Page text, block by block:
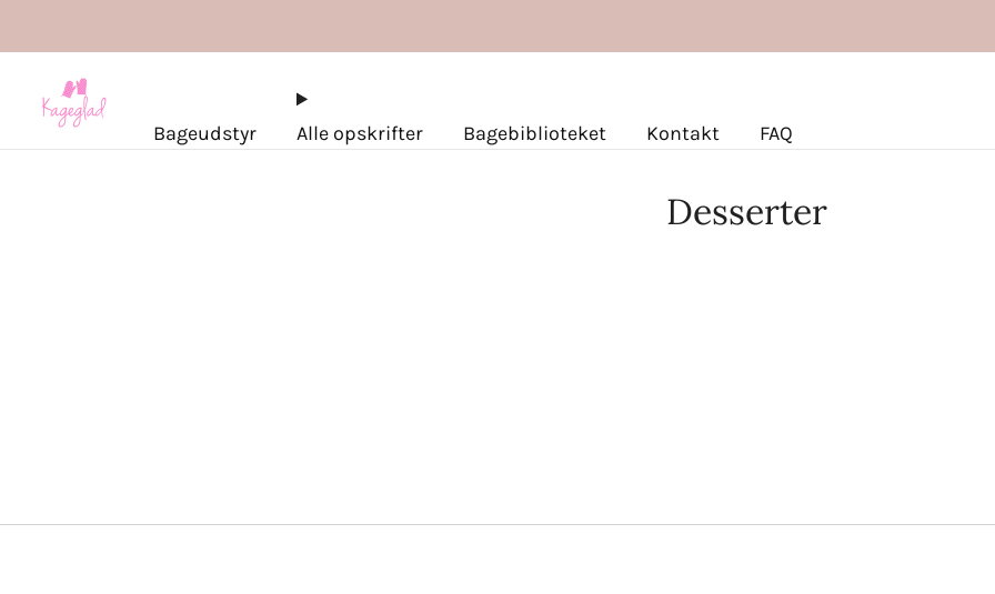
Bageudstyr Alle opskrifter Bagebiblioteket Kontakt FAQ
Desserter